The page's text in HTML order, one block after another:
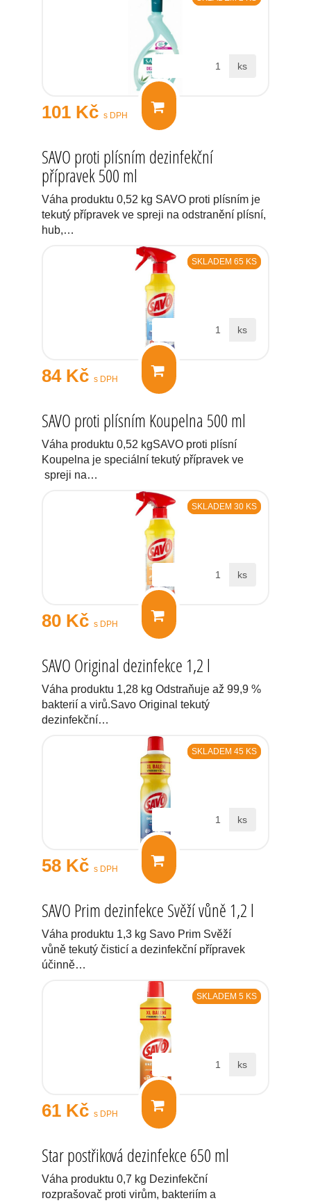
101 Kč s DPH
ks
SAVO proti plísním dezinfekční
přípravek 500 ml
Váha produktu 0,52 kg SAVO proti plísním je
tekutý přípravek ve spreji na odstranění plísní,
hub,…
SKLADEM 65 KS
84 Kč s DPH
ks
SAVO proti plísním Koupelna 500 ml
Váha produktu 0,52 kgSAVO proti plísní
Koupelna je speciální tekutý přípravek ve
spreji na…
SKLADEM 30 KS
80 Kč s DPH
ks
SAVO Original dezinfekce 1,2 l
Váha produktu 1,28 kg Odstraňuje až 99,9 %
bakterií a virů.Savo Original tekutý
dezinfekční…
SKLADEM 45 KS
58 Kč s DPH
ks
SAVO Prim dezinfekce Svěží vůně 1,2 l
Váha produktu 1,3 kg Savo Prim Svěží
vůně tekutý čisticí a dezinfekční přípravek
účinně…
SKLADEM 5 KS
61 Kč s DPH
ks
Star postřiková dezinfekce 650 ml
Váha produktu 0,7 kg Dezinfekční
rozprašovač proti virům, bakteriím a